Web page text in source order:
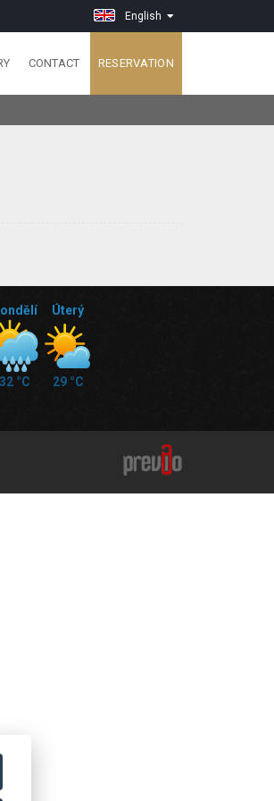
English
CONTACT RESERVATION
32 °C
Úterý
29 °C